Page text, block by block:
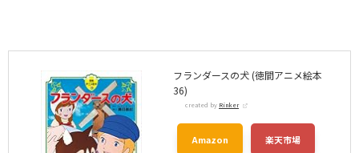
フランダースの犬 (徳間アニメ絵本
36)
created by Rinker
Amazon 楽天市場